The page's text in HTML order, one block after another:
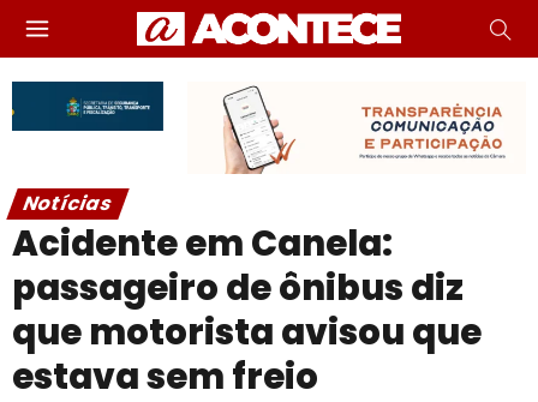
Notícias
Acidente em Canela:
passageiro de ônibus diz
que motorista avisou que
estava sem freio